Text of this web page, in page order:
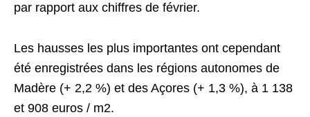
par rapport aux chiffres de février.
Les hausses les plus importantes ont cependant
été enregistrées dans les régions autonomes de
Madère (+ 2,2 %) et des Açores (+ 1,3 %), à 1 138
et 908 euros / m2.